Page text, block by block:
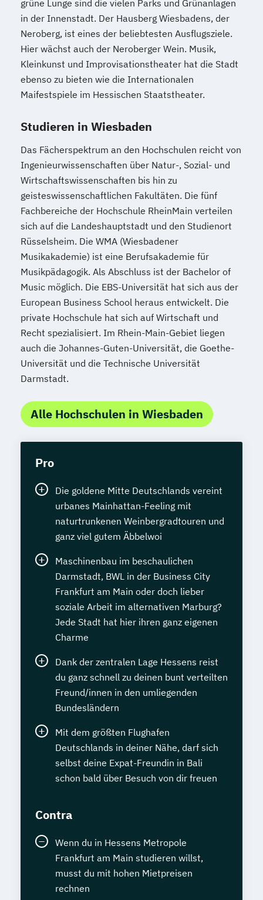
grüne Lunge sind die vielen Parks und Grünanlagen
in der Innenstadt. Der Hausberg Wiesbadens, der
Neroberg, ist eines der beliebtesten Ausflugsziele.
Hier wächst auch der Neroberger Wein. Musik,
Kleinkunst und Improvisationstheater hat die Stadt
ebenso zu bieten wie die Internationalen
Maifestspiele im Hessischen Staatstheater.
Studieren in Wiesbaden
Das Fächerspektrum an den Hochschulen reicht von
Ingenieurwissenschaften über Natur-, Sozial- und
Wirtschaftswissenschaften bis hin zu
geisteswissenschaftlichen Fakultäten. Die fünf
Fachbereiche der Hochschule RheinMain verteilen
sich auf die Landeshauptstadt und den Studienort
Rüsselsheim. Die WMA (Wiesbadener
Musikakademie) ist eine Berufsakademie für
Musikpädagogik. Als Abschluss ist der Bachelor of
Music möglich. Die EBS-Universität hat sich aus der
European Business School heraus entwickelt. Die
private Hochschule hat sich auf Wirtschaft und
Recht spezialisiert. Im Rhein-Main-Gebiet liegen
auch die Johannes-Guten-Universität, die Goethe-
Universität und die Technische Universität
Darmstadt.
Alle Hochschulen in Wiesbaden
Pro
Die goldene Mitte Deutschlands vereint
urbanes Mainhattan-Feeling mit
naturtrunkenen Weinbergradtouren und
ganz viel gutem Äbbelwoi
Maschinenbau im beschaulichen
Darmstadt, BWL in der Business City
Frankfurt am Main oder doch lieber
soziale Arbeit im alternativen Marburg?
Jede Stadt hat hier ihren ganz eigenen
Charme
Dank der zentralen Lage Hessens reist
du ganz schnell zu deinen bunt verteilten
Freund/innen in den umliegenden
Bundesländern
Mit dem größten Flughafen
Deutschlands in deiner Nähe, darf sich
selbst deine Expat-Freundin in Bali
schon bald über Besuch von dir freuen
Contra
Wenn du in Hessens Metropole
Frankfurt am Main studieren willst,
musst du mit hohen Mietpreisen
rechnen